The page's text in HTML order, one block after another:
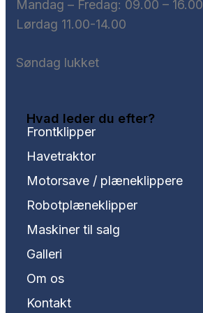
Mandag – Fredag: ​09.00 – 16.00
Lørdag 11.00-14.00
Søndag lukket
Hvad leder du efter?
Frontklipper
Havetraktor
Motorsave / plæneklippere
Robotplæneklipper
Maskiner til salg
Galleri
Om os
Kontakt